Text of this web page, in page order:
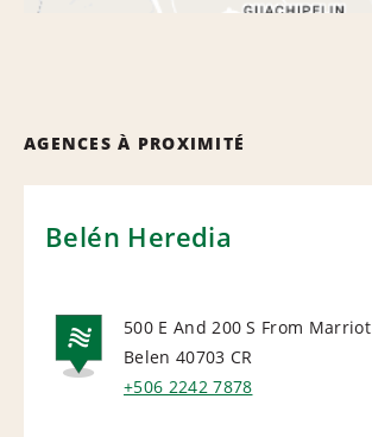
AGENCES À PROXIMITÉ
Belén Heredia
NATIONAL
500 E And 200 S From Marriot
Belen 40703 CR
+506 2242 7878